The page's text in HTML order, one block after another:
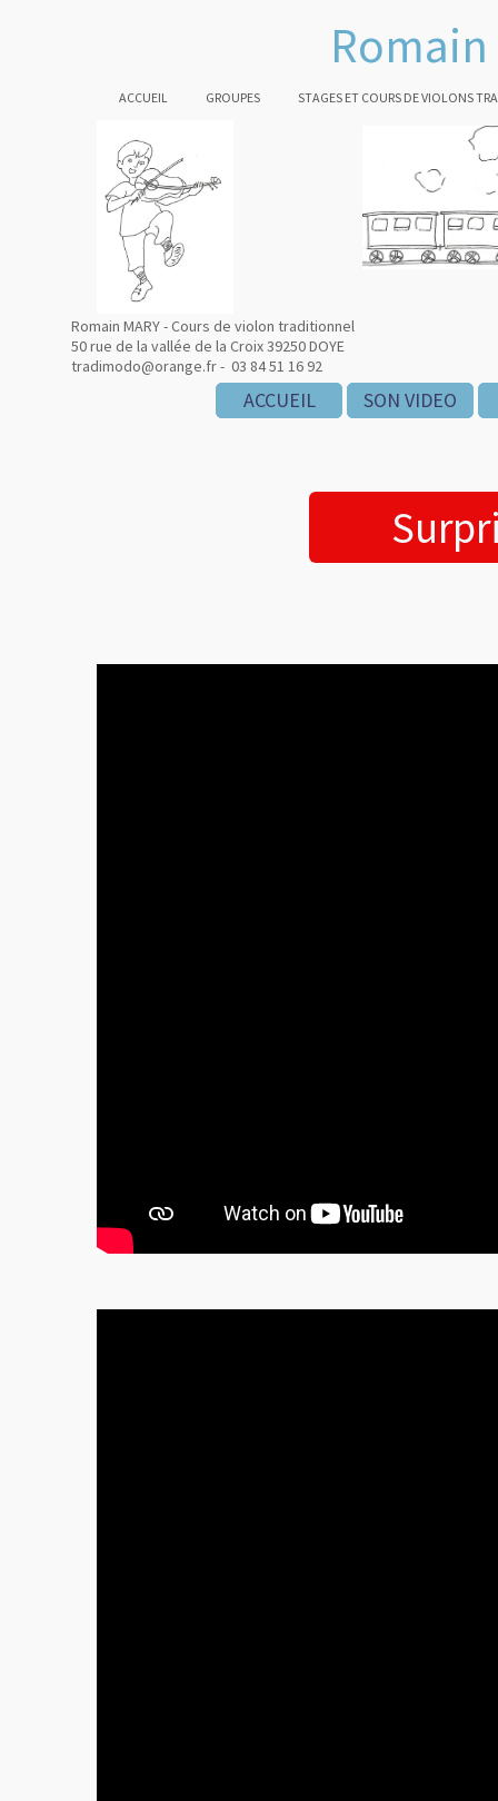
ACCUEIL GROUPES STAGES ET COURS DE VIOLONS
Romain MARY - Cours de violon traditionnel
50 rue de la vallée de la Croix 39250 DOYE
tradimodo@orange.fr - 03 84 51 16 92
ACCUEIL
ACCUEIL SON VIDEO
ACCUEIL SON VIDEO
SON VIDEO